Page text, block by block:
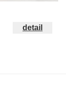
detail